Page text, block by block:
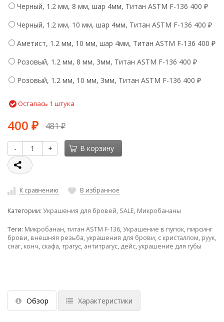
Черный, 1.2 мм, 8 мм, шар 4мм, Титан ASTM F-136 400 ₽
Черный, 1.2 мм, 10 мм, шар 4мм, Титан ASTM F-136 400 ₽
Аметист, 1.2 мм, 10 мм, шар 4мм, Титан ASTM F-136 400 ₽
Розовый, 1.2 мм, 8 мм, 3мм, Титан ASTM F-136 400 ₽
Розовый, 1.2 мм, 10 мм, 3мм, Титан ASTM F-136 400 ₽
Осталась 1 штука
400 ₽ 481₽
- + В корзину
К сравнению В избранное
Категории: Украшения для бровей, SALE, Микробананы
Теги: Микробанан,титан ASTM F-136,Украшение в пупок, пирсинг
брови, внешняя резьба,украшения для брови, с кристаллом, руук,
снаг, конч, скафа,трагус, антитрагус, дейс,украшение для губы
Обзор Характеристики